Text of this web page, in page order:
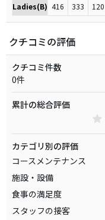
Ladies(B) 416 333 120
クチコミの評価
クチコミ件数
0件
累計の総合評価
カテゴリ別の評価
コースメンテナンス
施設・設備
食事の満足度
スタッフの接客